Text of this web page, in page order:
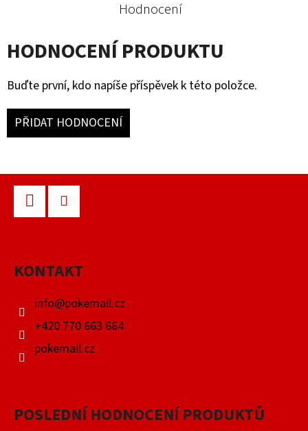
Hodnocení
HODNOCENÍ PRODUKTU
Buďte první, kdo napíše příspěvek k této položce.
PŘIDAT HODNOCENÍ
KONTAKT
info@pokemall.cz
+420 770 663 664
pokemall.cz
POSLEDNÍ HODNOCENÍ PRODUKTŮ